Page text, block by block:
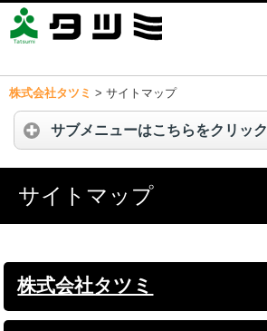
株式会社タツミ > サイトマップ
サブメニューはこちらをクリック
サイトマップ
株式会社タツミ